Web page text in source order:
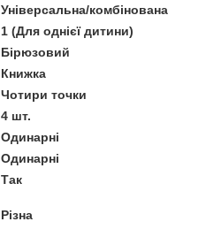
Універсальна/комбінована
1 (Для однієї дитини)
Бірюзовий
Книжка
Чотири точки
4 шт.
Одинарні
Одинарні
Так
Різна